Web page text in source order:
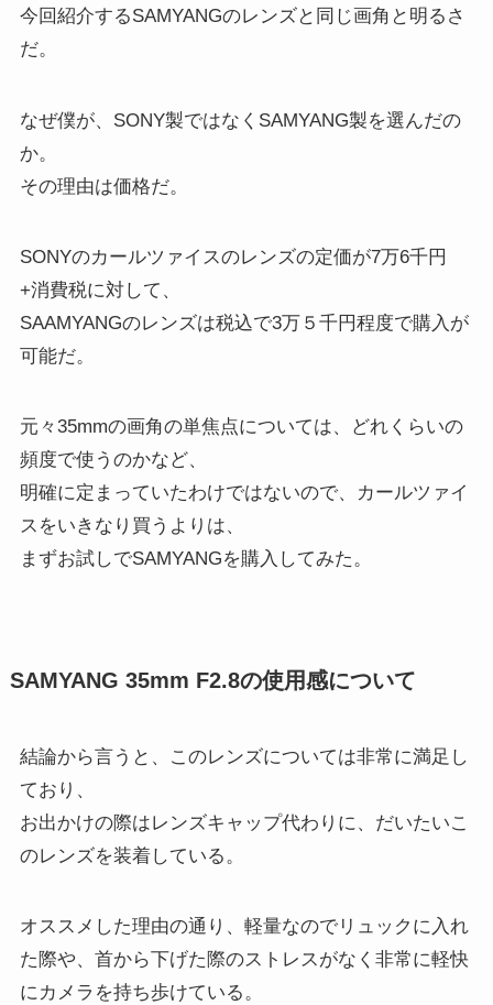
今回紹介するSAMYANGのレンズと同じ画角と明るさ
だ。
なぜ僕が、SONY製ではなくSAMYANG製を選んだの
か。
その理由は価格だ。
SONYのカールツァイスのレンズの定価が7万6千円
+消費税に対して、
SAAMYANGのレンズは税込で3万５千円程度で購入が
可能だ。
元々35mmの画角の単焦点については、どれくらいの
頻度で使うのかなど、
明確に定まっていたわけではないので、カールツァイ
スをいきなり買うよりは、
まずお試しでSAMYANGを購入してみた。
SAMYANG 35mm F2.8の使用感について
結論から言うと、このレンズについては非常に満足し
ており、
お出かけの際はレンズキャップ代わりに、だいたいこ
のレンズを装着している。
オススメした理由の通り、軽量なのでリュックに入れ
た際や、首から下げた際のストレスがなく非常に軽快
にカメラを持ち歩けている。